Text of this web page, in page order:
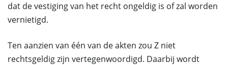
dat de vestiging van het recht ongeldig is of zal worden
vernietigd.
Ten aanzien van één van de akten zou Z niet
rechtsgeldig zijn vertegenwoordigd. Daarbij wordt